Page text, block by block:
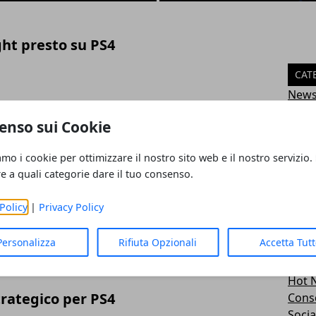
sui Cookie
i cookie per ottimizzare il nostro sito web e il nostro servizio.
a quali categorie dare il tuo consenso.
| Privacy Policy
Rifiuta Opzionali Accetta
presto su PS4
con tante novità
Plus recensione gioco per PS
per PS4
News
Hot